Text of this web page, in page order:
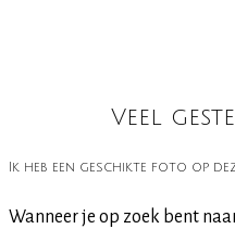
Veel
Ik heb een geschikte foto op
Wanneer je op zoek bent